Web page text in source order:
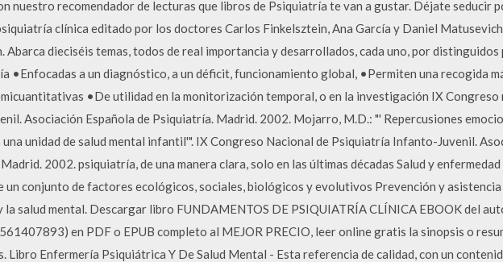
nuestro recomendador de lecturas que libros de Psiquiatría te van a gustar. Déjate seducir
clínica editado por los doctores Carlos Finkelsztein, Ana García y Daniel
Abarca dieciséis temas, todos de real importancia y desarrollados, cada uno, por distinguidos
•Enfocadas a un diagnóstico, a un déficit, funcionamiento global, •Permiten una recogida
•De utilidad en la monitorización temporal, o en la investigación IX Congreso
Asociación Española de Psiquiatría. Madrid. 2002. Mojarro, M.D.: "' Repercusiones
unidad de salud mental infantil'". IX Congreso Nacional de Psiquiatría Infanto-Juvenil.
2002. psiquiatría, de una manera clara, solo en las últimas décadas Salud y
un conjunto de factores ecológicos, sociales, biológicos y evolutivos Prevención y
salud mental. Descargar libro FUNDAMENTOS DE PSIQUIATRÍA CLÍNICA EBOOK del
en PDF o EPUB completo al MEJOR PRECIO, leer online gratis la sinopsis o
Libro Enfermería Psiquiátrica Y De Salud Mental - Esta referencia de calidad, con un